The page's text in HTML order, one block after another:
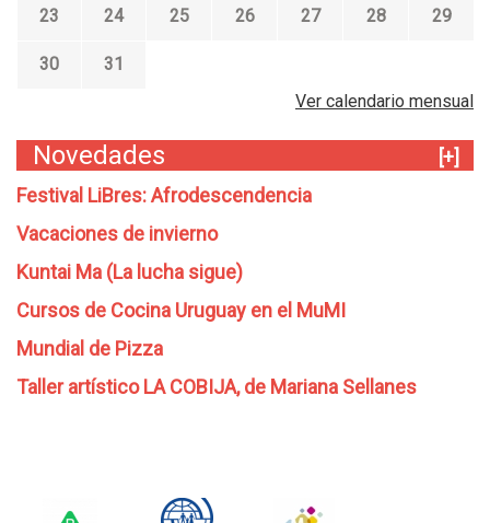
23 24 25 26 27 28 29
30
31
Ver calendario mensual
Novedades
[+]
Festival LiBres: Afrodescendencia
Vacaciones de invierno
Kuntai Ma (La lucha sigue)
Cursos de Cocina Uruguay en el MuMI
Mundial de Pizza
Taller artístico LA COBIJA, de Mariana Sellanes